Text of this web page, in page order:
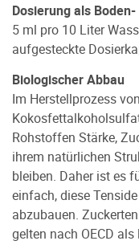
Dosierung als
5 ml pro 10 Liter
aufgesteckte
Biologischer Abbau
Im Herstellprozess
Rohstoffen Stärke,
ihrem natürlichen
bleiben. Daher ist es
einfach, diese
abzubauen.
gelten nach OECD